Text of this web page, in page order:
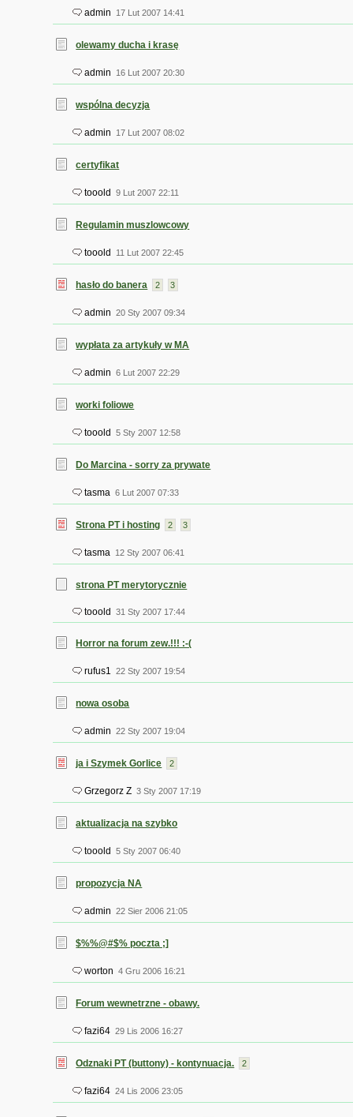
admin 17 Lut 2007 14:41
olewamy ducha i krasę
admin 16 Lut 2007 20:30
wspólna decyzja
admin 17 Lut 2007 08:02
certyfikat
tooold 9 Lut 2007 22:11
Regulamin muszlowcowy
tooold 11 Lut 2007 22:45
hasło do banera 2 3
admin 20 Sty 2007 09:34
wypłata za artykuły w MA
admin 6 Lut 2007 22:29
worki foliowe
tooold 5 Sty 2007 12:58
Do Marcina - sorry za prywate
tasma 6 Lut 2007 07:33
Strona PT i hosting 2 3
tasma 12 Sty 2007 06:41
strona PT merytorycznie
tooold 31 Sty 2007 17:44
Horror na forum zew.!!! :-(
rufus1 22 Sty 2007 19:54
nowa osoba
admin 22 Sty 2007 19:04
ja i Szymek Gorlice 2
Grzegorz Z 3 Sty 2007 17:19
aktualizacja na szybko
tooold 5 Sty 2007 06:40
propozycja NA
admin 22 Sier 2006 21:05
$%%@#$% poczta ;]
worton 4 Gru 2006 16:21
Forum wewnetrzne - obawy.
fazi64 29 Lis 2006 16:27
Odznaki PT (buttony) - kontynuacja. 2
fazi64 24 Lis 2006 23:05